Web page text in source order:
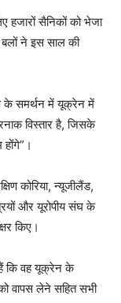
हजारों सैनिकों को भेजा
बलों ने इस साल की
के समर्थन में यूक्रेन में
विस्तार है, जिसके
होंगे”।
कोरिया, न्यूजीलैंड,
और यूरोपीय संघ के
किए।
कि वह यूक्रेन के
वापस लेने सहित सभी